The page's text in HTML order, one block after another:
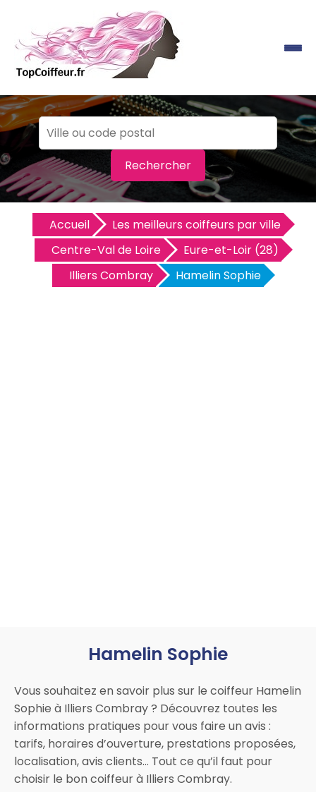
Rechercher
Accueil
Les meilleurs coiffeurs par ville
Centre-Val de Loire
Eure-et-Loir (28)
Illiers Combray
Hamelin Sophie
Hamelin Sophie
Vous souhaitez en savoir plus sur le coiffeur Hamelin
Sophie à Illiers Combray ? Découvrez toutes les
informations pratiques pour vous faire un avis :
tarifs, horaires d’ouverture, prestations proposées,
localisation, avis clients… Tout ce qu’il faut pour
choisir le bon coiffeur à Illiers Combray.